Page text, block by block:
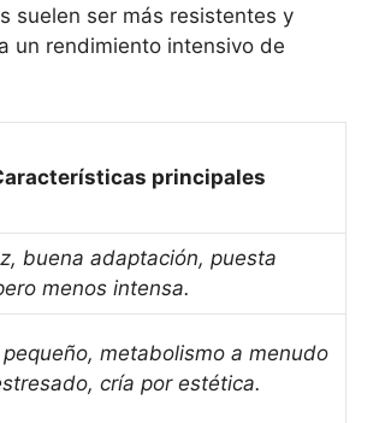
suelen ser más resistentes y
un rendimiento intensivo de
principales
buena adaptación, puesta
menos intensa.
pequeño, metabolismo a menudo
cría por estética.